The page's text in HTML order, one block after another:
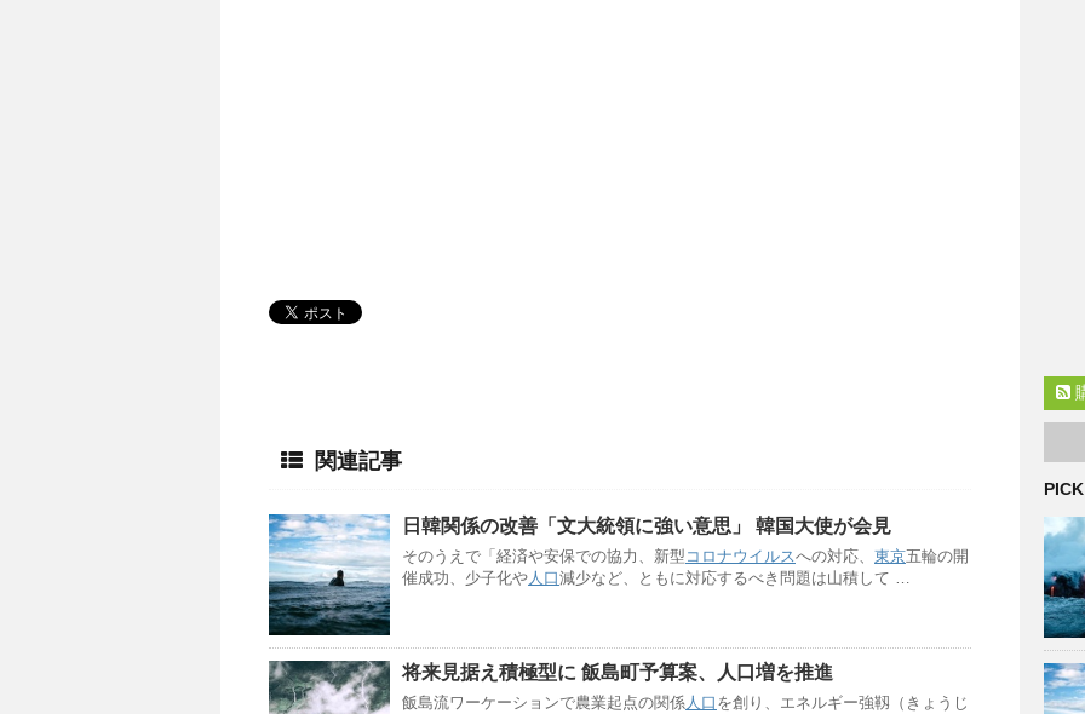
関連記事
日韓関係の改善「文大統領に強い意思」 韓国大使が会見
そのうえで「経済や安保での協力、新型 コロナウイルスへの対応、 東京五輪の開
催成功、少子化や人口減少など、ともに対応するべき問題は山積して …
将来見据え積極型に 飯島町予算案、 人口 増を推進
飯島流ワーケーションで農業起点の関係人口 を創り、エネルギー強靱（きょうじ